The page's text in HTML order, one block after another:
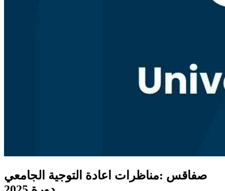
صفاقس :مناظرات اعادة التوجية الجامعي